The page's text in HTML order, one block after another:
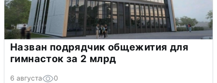
Назван подрядчик общежития для
гимнасток за 2 млрд
6 августа 0